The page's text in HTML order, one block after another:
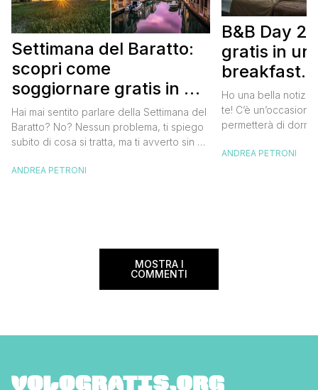
Settimana del Baratto:
scopri come
soggiornare gratis in un
bed and breakfast
Hai mai sentito parlare della Settimana del
Baratto? No? Nessun problema, ti spiego
subito di cosa si tratta, ma ti avverto sin da
tantissimo perché ti permetterà di
ANDREA PETRONI
B&B Day
gratis in un
breakfast.
gratis
Ho una bella
te! C’è
permetterà di
meravigliosi del
ANDREA PETRONI
MOSTRA I
COMMENTI